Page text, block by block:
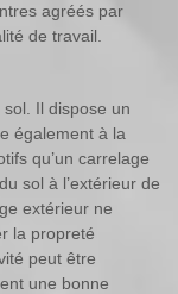
agréés par
de travail.
Il dispose un
également à la
qu’un carrelage
sol à l’extérieur de
extérieur ne
la propreté
peut être
une bonne